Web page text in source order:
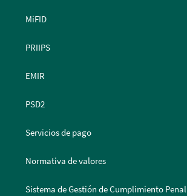
MiFID
PRIIPS
EMIR
PSD2
Servicios de pago
Normativa de valores
Sistema de Gestión de Cumplimiento Penal